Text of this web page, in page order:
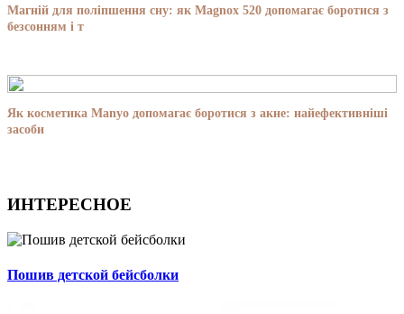
Магній для поліпшення сну: як Magnox 520 допомагає боротися з
безсонням і т
Як косметика Manyo допомагає боротися з акне: найефективніші
засоби
ИНТЕРЕСНОЕ
Пошив детской бейсболки